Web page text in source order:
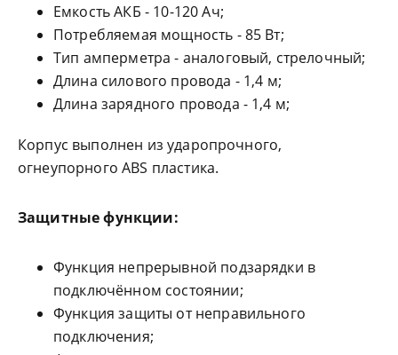
Емкость АКБ - 10-120 Ач;
Потребляемая мощность - 85 Вт;
Тип амперметра - аналоговый, стрелочный;
Длина силового провода - 1,4 м;
Длина зарядного провода - 1,4 м;
Корпус выполнен из ударопрочного,
огнеупорного ABS пластика.
Защитные функции:
Функция непрерывной подзарядки в
подключённом состоянии;
Функция защиты от неправильного
подключения;